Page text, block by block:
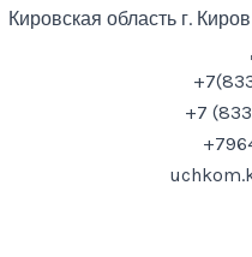
Кировская область г.
+7